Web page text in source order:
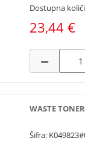
Dostupna
23,44 €
WASTE
Šifra: